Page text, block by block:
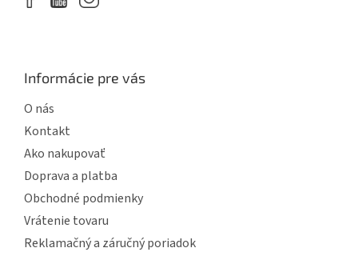
Informácie pre vás
O nás
Kontakt
Ako nakupovať
Doprava a platba
Obchodné podmienky
Vrátenie tovaru
Reklamačný a záručný poriadok